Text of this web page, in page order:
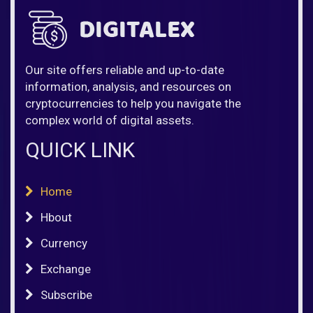
Our site offers reliable and up-to-date
information, analysis, and resources on
cryptocurrencies to help you navigate the
complex world of digital assets.
QUICK LINK
Home
Hbout
Currency
Exchange
Subscribe